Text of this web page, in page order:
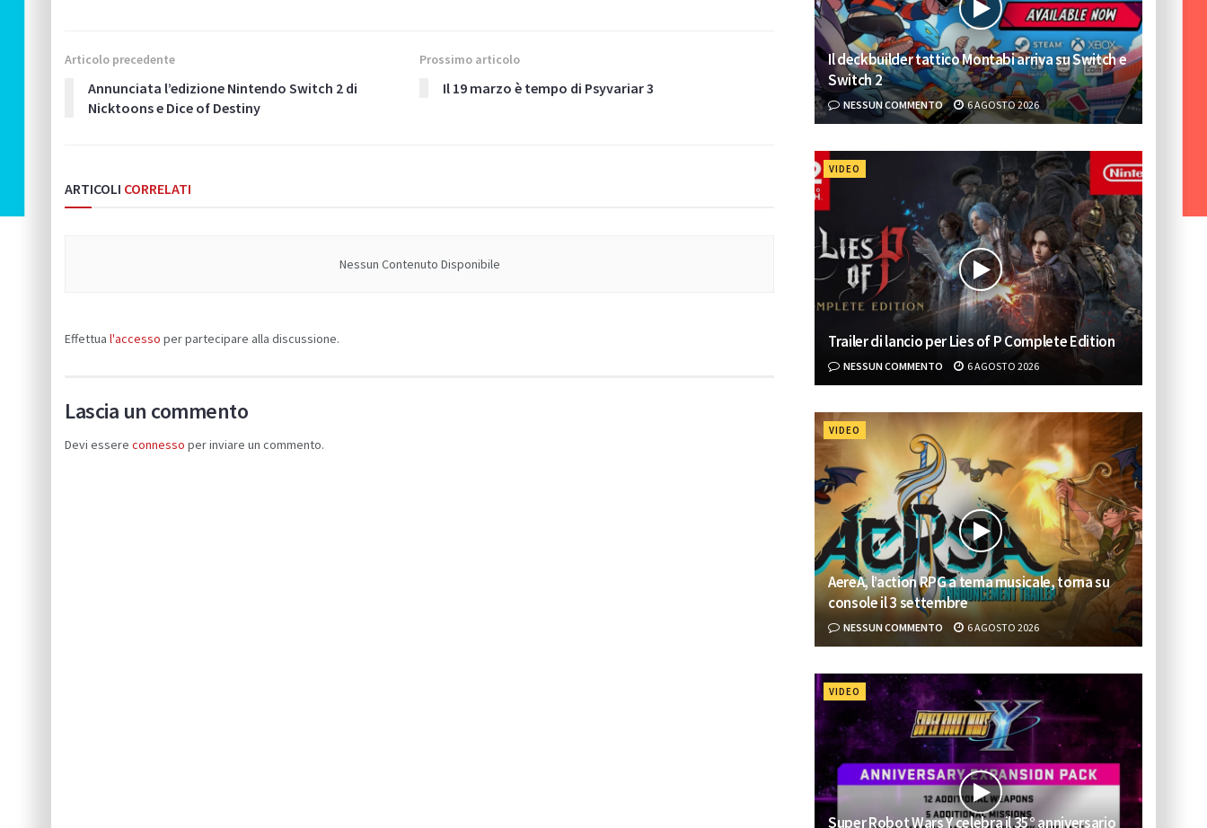
Articolo precedente
Annunciata l’edizione Nintendo Switch 2 di
Nicktoons e Dice of Destiny
Prossimo articolo
Il 19 marzo è tempo di Psyvariar 3
ARTICOLI CORRELATI
Nessun Contenuto Disponibile
Effettua l'accesso per partecipare alla discussione.
Lascia un commento
Devi essere connesso per inviare un commento.
Il deckbuilder tattico Montabi arriva su Switch e
Switch 2
NESSUN COMMENTO 6 AGOSTO 2026
VIDEO
Trailer di lancio per Lies of P Complete Edition
NESSUN COMMENTO 6 AGOSTO 2026
VIDEO
AereA, l’action RPG a tema musicale, torna su
console il 3 settembre
NESSUN COMMENTO 6 AGOSTO 2026
VIDEO
Super Robot Wars Y celebra il 35° anniversario